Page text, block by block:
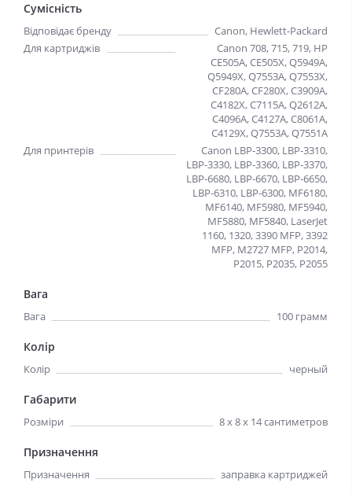
Сумісність
Відповідає бренду
Canon, Hewlett-Packard
Для картриджів
Canon 708, 715, 719, HP
CE505A, CE505X, Q5949A,
Q5949X, Q7553A, Q7553X,
CF280A, CF280X, C3909A,
C4182X, C7115A, Q2612A,
C4096A, C4127A, C8061A,
C4129X, Q7553A, Q7551A
Для принтерів
Canon LBP-3300, LBP-3310,
LBP-3330, LBP-3360, LBP-3370,
LBP-6680, LBP-6670, LBP-6650,
LBP-6310, LBP-6300, MF6180,
MF6140, MF5980, MF5940,
MF5880, MF5840, LaserJet
1160, 1320, 3390 MFP, 3392
MFP, M2727 MFP, P2014,
P2015, P2035, P2055
Вага
Вага 100 грамм
Колір
Колір черный
Габарити
Розміри 8 х 8 х 14 сантиметров
Призначення
Призначення заправка картриджей